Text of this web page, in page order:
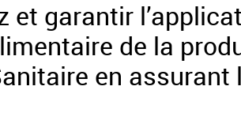
et garantir
de la
en assurant